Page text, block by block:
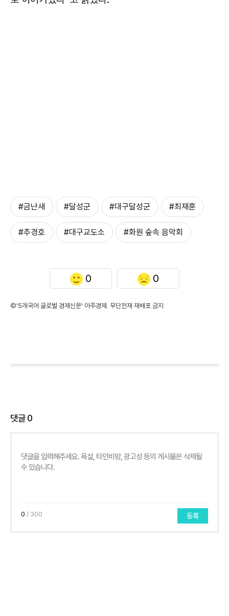
#금난새 #달성군 #대구달성군 #최재훈
#추경호 #대구교도소 #화원 숲속 음악회
0 0
©'5개국어 글로벌 경제신문' 아주경제. 무단전재·재배포 금지
댓글0
0 / 300 등록